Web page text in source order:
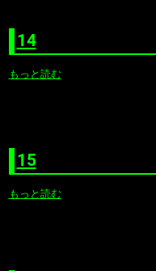
14
もっと読む
15
もっと読む